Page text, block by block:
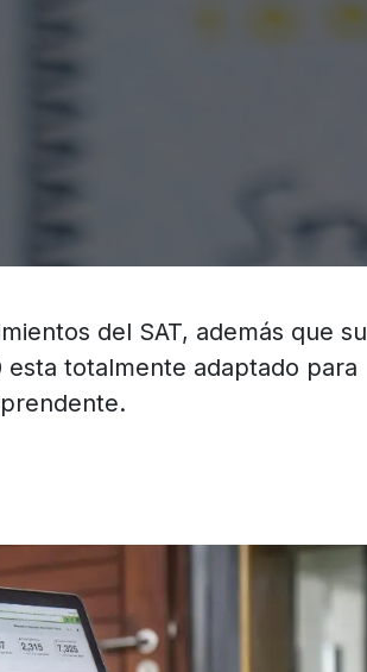
del SAT, además que su
totalmente adaptado para